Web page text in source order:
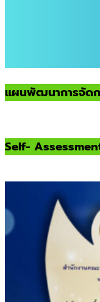
แผนพัฒนาการจัด
Self-